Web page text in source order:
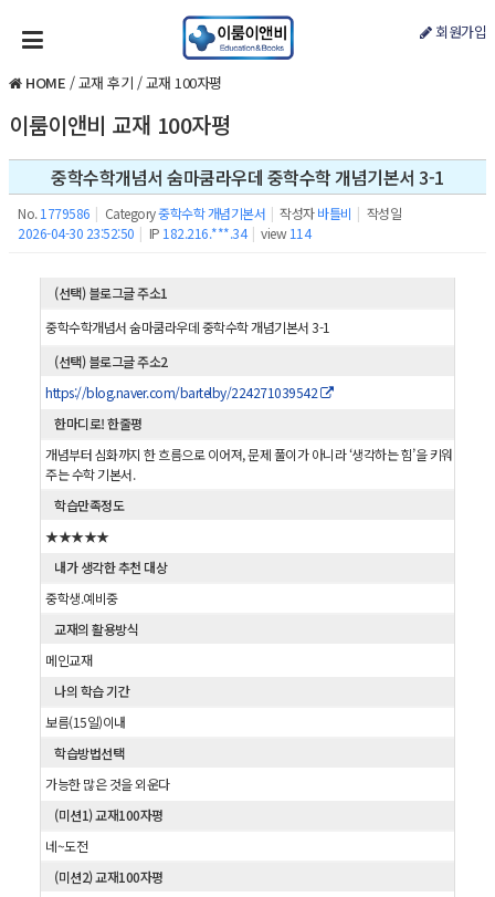
회원가입
HOME /교재 후기 /교재 100자평
이룸이앤비 교재 100자평
중학수학개념서 숨마쿰라우데 중학수학 개념기본서 3-1
No. 1779586 | Category중학수학 개념기본서 | 작성자 바틀비 | 작성일
2026-04-30 23:52:50 | IP 182.216.***.34 | view 114
(선택) 블로그글 주소1
중학수학개념서 숨마쿰라우데 중학수학 개념기본서 3-1
(선택) 블로그글 주소2
https://blog.naver.com/bartelby/224271039542
한마디로! 한줄평
개념부터 심화까지 한 흐름으로 이어져, 문제 풀이가 아니라 ‘생각하는 힘’을 키워
주는 수학 기본서.
학습만족정도
★★★★★
내가 생각한 추천 대상
중학생.예비중
교재의 활용방식
메인교재
나의 학습 기간
보름(15일)이내
학습방법선택
가능한 많은 것을 외운다
(미션1) 교재100자평
네~도전
(미션2) 교재100자평